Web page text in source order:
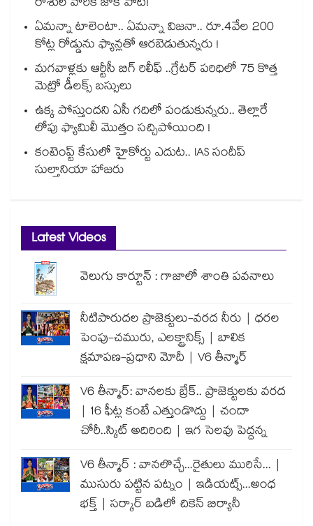
ఏమన్నా టాలెంటా.. ఏమన్నా విజనా.. రూ.4వేల 200
కోట్ల రోడ్డును ఫ్యాన్లతో ఆరబెడుతున్నరు !
మగవాళ్లకు ఆర్టీసీ బిగ్ రిలీఫ్ ..గ్రేటర్ పరిధిలో 75 కొత్త
మెట్రో డీలక్స్ బస్సులు
ఉక్క పోస్తుందని ఏసీ గదిలో పండుకున్నరు.. తెల్లారే
లోపు ఫ్యామిలీ మొత్తం సచ్చిపోయింది !
కంటెంప్ట్ కేసులో హైకోర్టు ఎదుట.. IAS సందీప్
సుల్తానియా హాజరు
Latest Videos
వెలుగు కార్టూన్ : గాజాలో శాంతి పవనాలు
నీటిపారుదల ప్రాజెక్టులు-వరద నీరు | ధరల
పెంపు-చమురు, ఎలక్ట్రానిక్స్ | బాలిక
క్షమాపణ-ప్రధాని మోదీ | V6 తీన్మార్
V6 తీన్మార్: వానలకు బ్రేక్.. ప్రాజెక్టులకు వరద
| 16 ఫీట్ల కంటే ఎత్తుండొద్దు | చందా
చోరీ..స్కిట్ అదిరింది | ఇగ సెలవు పెద్దన్న
V6 తీన్మార్ : వానలొచ్చే...రైతులు మురిసే... |
ముసురు పట్టిన పట్నం | ఇడియట్స్...అంధ
భక్త్ | సర్కార్ బడిలో చికెన్ బిర్యానీ